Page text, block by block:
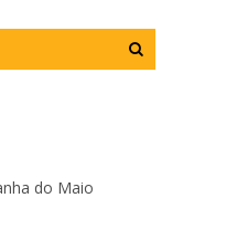
do Maio